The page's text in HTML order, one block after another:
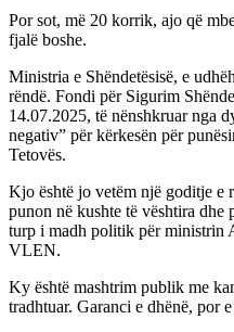
Por sot, më 20 korrik, ajo që
fjalë boshe.
Ministria e Shëndetësisë, e
rëndë. Fondi për Sigurim
14.07.2025, të nënshkruar nga
negativ” për kërkesën për
Tetovës.
Kjo është jo vetëm një goditje e
punon në kushte të vështira dhe
turp i madh politik për ministrin
VLEN.
Ky është mashtrim publik me
tradhtuar. Garanci e dhënë, por